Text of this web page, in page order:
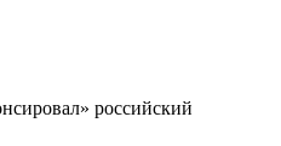
российский